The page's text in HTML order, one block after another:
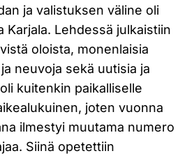
ja valistuksen väline oli
Karjala. Lehdessä julkaistiin
oloista, monenlaisia
neuvoja sekä uutisia ja
kuitenkin paikalliselle
joten vuonna
ilmestyi muutama numero
Siinä opetettiin